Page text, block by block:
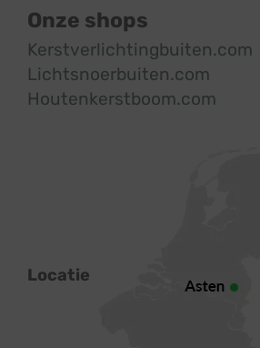
Onze shops
Kerstverlichtingbuiten.com
Lichtsnoerbuiten.com
Houtenkerstboom.com
Locatie